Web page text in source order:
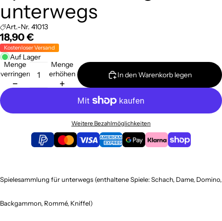
Vollbildmodus
öffnen
Vollbildmodus
öffnen
Vollbildmodus
öffnen
unterwegs
Art.-Nr. 41013
18,90 €
Kostenloser Versand
Auf Lager
Menge
verringern
Menge
erhöhen
In den Warenkorb legen
Weitere Bezahlmöglichkeiten
Spielesammlung für unterwegs (enthaltene Spiele: Schach, Dame, Domino,
Backgammon, Rommé, Kniffel)